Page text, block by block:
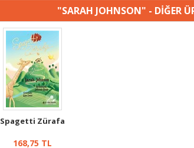
"SARAH JOHNSON" - DİĞER
Spagetti Zürafa
168,75 TL